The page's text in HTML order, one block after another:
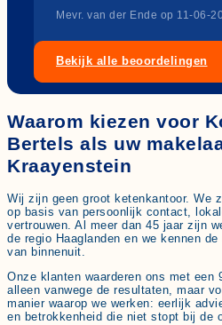
Mevr. van der Ende op 11-06-
Bekijk alle beoordelingen
Waarom kiezen voor
Bertels als uw
Kraayenstein
Wij zijn geen groot ketenkantoor. We
op basis van persoonlijk contact,
vertrouwen. Al meer dan 45 jaar zijn
de regio Haaglanden en we kennen
van binnenuit.
Onze klanten waarderen ons met een
alleen vanwege de resultaten, maar
manier waarop we werken: eerlijk
en betrokkenheid die niet stopt bij de